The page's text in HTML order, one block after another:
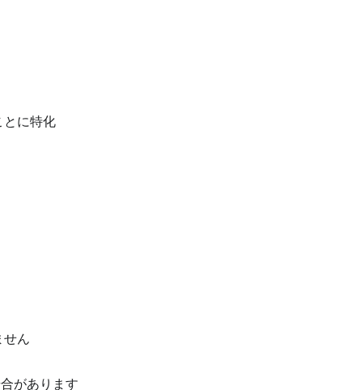
に特化
ん
があります